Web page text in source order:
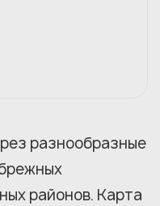
разнообразные
районов. Карта